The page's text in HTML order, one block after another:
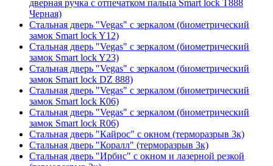
дверная ручка с отпечатком пальца Smart lock T888
Черная)
Стальная дверь "Vegas" с зеркалом (биометрический
замок Smart lock Y12)
Стальная дверь "Vegas" с зеркалом (биометрический
замок Smart lock Y23)
Стальная дверь "Vegas" с зеркалом (биометрический
замок Smart lock DZ 888)
Стальная дверь "Vegas" с зеркалом (биометрический
замок Smart lock К06)
Стальная дверь "Vegas" с зеркалом (биометрический
замок Smart lock R06)
Стальная дверь "Кайрос" с окном (терморазрыв 3к)
Стальная дверь "Коралл" (терморазрыв 3к)
Стальная дверь "Ирбис" с окном и лазерной резкой